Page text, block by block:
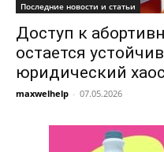
Последние новости и статьи
Доступ к
остается
юридический хаос
maxwelhelp - 07.05.2026